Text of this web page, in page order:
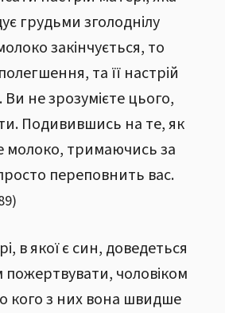
грудьми зголоднілу
закінчується, то
та її настрій
не зрозумієте цього,
Подивившись на те, як
молоко, тримаючись за
переповнить вас.
)
в якої є син, доведеться
чоловіком
кого з них вона швидше